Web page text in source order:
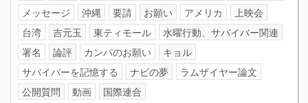
メッセージ
沖縄 要請 お願い アメリカ
上映会
台湾
吉元玉 東ティモール
水曜行動、サバイバー関連
署名
論評 カンパのお願い
キョル
サバイバーを記憶する
ナビの夢
ラムザイヤー論文
公開質問
動画
国際連合